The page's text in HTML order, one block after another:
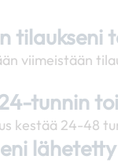
tilaukseni
viimeistään
tunnin
kestää 24-48